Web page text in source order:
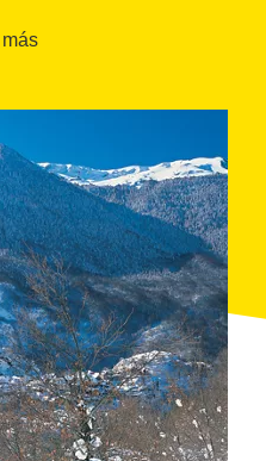
apreciado por los
, un hayedo de árboles
más